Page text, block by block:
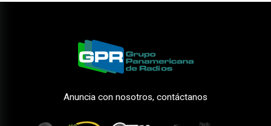
Anuncia con nosotros, contáctanos